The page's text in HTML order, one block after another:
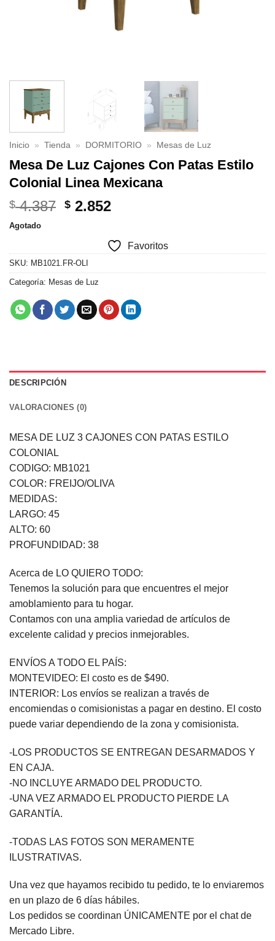
Inicio » Tienda » DORMITORIO » Mesas de Luz
Mesa De Luz Cajones Con Patas Estilo
Colonial Linea Mexicana
$4.387 El
era:
$ 4.387.
$ 2.852El
es:
Agotado
Favoritos
SKU: MB1021.FR-OLI
Categoría: Mesas de Luz
DESCRIPCIÓN
VALORACIONES (0)
MESA DE LUZ 3 CAJONES CON PATAS ESTILO
COLONIAL
CODIGO: MB1021
COLOR: FREIJO/OLIVA
MEDIDAS:
LARGO: 45
ALTO: 60
PROFUNDIDAD: 38
Acerca de LO QUIERO TODO:
Tenemos la solución para que encuentres el mejor
amoblamiento para tu hogar.
Contamos con una amplia variedad de artículos de
excelente calidad y precios inmejorables.
ENVÍOS A TODO EL PAÍS:
MONTEVIDEO: El costo es de $490.
INTERIOR: Los envíos se realizan a través de
encomiendas o comisionistas a pagar en destino. El costo
puede variar dependiendo de la zona y comisionista.
-LOS PRODUCTOS SE ENTREGAN DESARMADOS Y
EN CAJA.
-NO INCLUYE ARMADO DEL PRODUCTO.
-UNA VEZ ARMADO EL PRODUCTO PIERDE LA
GARANTÍA.
-TODAS LAS FOTOS SON MERAMENTE
ILUSTRATIVAS.
Una vez que hayamos recibido tu pedido, te lo enviaremos
en un plazo de 6 días hábiles.
Los pedidos se coordinan ÚNICAMENTE por el chat de
Mercado Libre.